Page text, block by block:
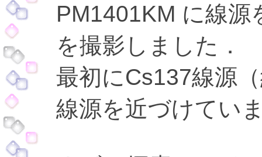
PM1401KM に線
を撮影しました．
最初にCs137線源
線源を近づけてい